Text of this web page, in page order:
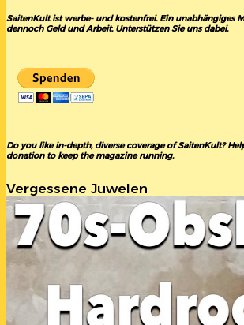
SaitenKult ist werbe- und kostenfrei. Ein unabhängiges
dennoch Geld und Arbeit. Unterstützen Sie uns dabei.
Do you like in-depth, diverse coverage of SaitenKult?
donation to keep the magazine running.
Vergessene Juwelen